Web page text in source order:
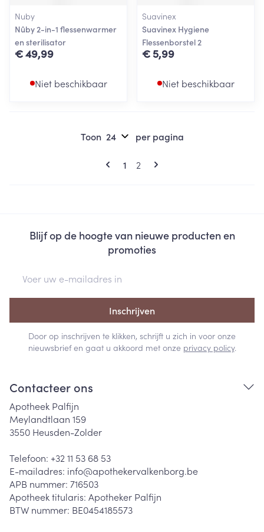
Nuby
Nûby 2-in-1 flessenwarmer
en sterilisator
€ 49,99
Niet beschikbaar
Suavinex
Suavinex Hygiene
Flessenborstel 2
€ 5,99
Niet beschikbaar
Pagina's
U lees momenteel pagina
1 Pagina
2
Toon per pagina
Blijf op de hoogte van nieuwe producten en
promoties
Inschrijven
Door op inschrijven te klikken, schrijft u zich in voor onze
nieuwsbrief en gaat u akkoord met onze privacy policy.
Contacteer ons
Apotheek Palfijn
Meylandtlaan 159
3550 Heusden-Zolder
Telefoon: +32 11 53 68 53
E-mailadres: info@apothekervalkenborg.be
APB nummer: 716503
Apotheek titularis: Apotheker Palfijn
BTW nummer: BE0454185573